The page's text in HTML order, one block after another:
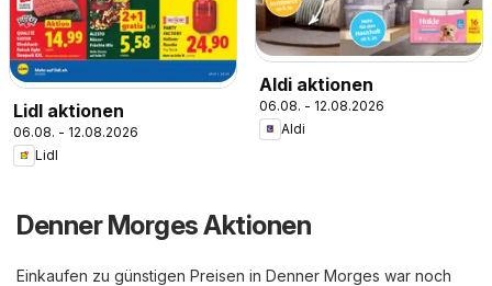
Lidl aktionen
06.08. - 12.08.2026
Lidl
Aldi aktionen
06.08. - 12.08.2026
Aldi
Denner Morges Aktionen
Einkaufen zu günstigen Preisen in Denner Morges war noch